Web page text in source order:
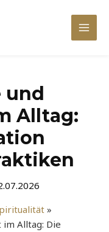
Main
und
Alltag:
Alltag: Die